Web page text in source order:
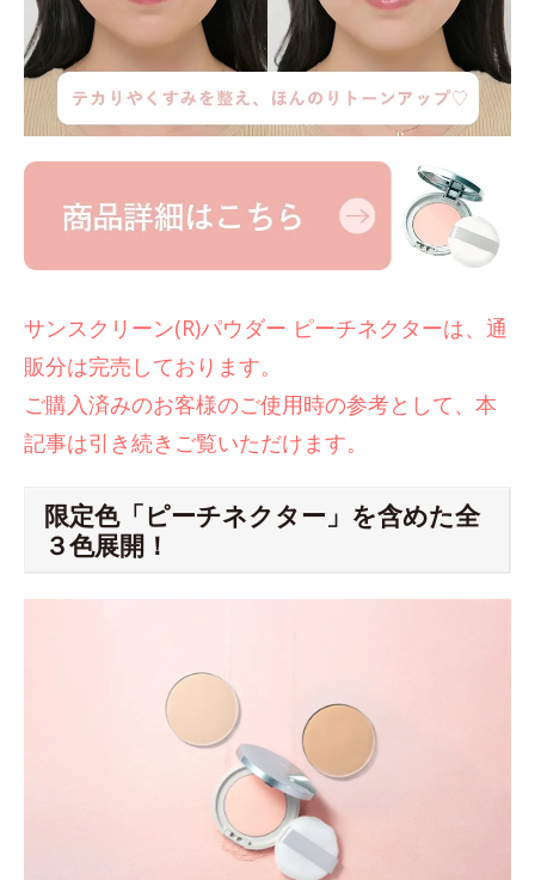
サンスクリーン(R)パウダー ピーチネクターは、通
販分は完売しております。
ご購入済みのお客様のご使用時の参考として、本
記事は引き続きご覧いただけます。
限定色「ピーチネクター」を含めた全
３色展開！